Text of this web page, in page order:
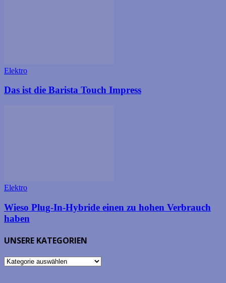
Elektro
Das ist die Barista Touch Impress
Elektro
Wieso Plug-In-Hybride einen zu hohen Verbrauch
haben
UNSERE KATEGORIEN
UNSERE